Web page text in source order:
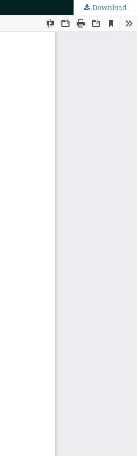
Download